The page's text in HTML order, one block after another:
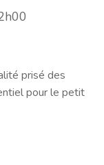
prisé des
pour le petit